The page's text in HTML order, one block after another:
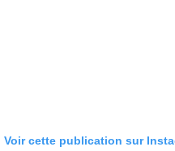
Voir cette publication sur